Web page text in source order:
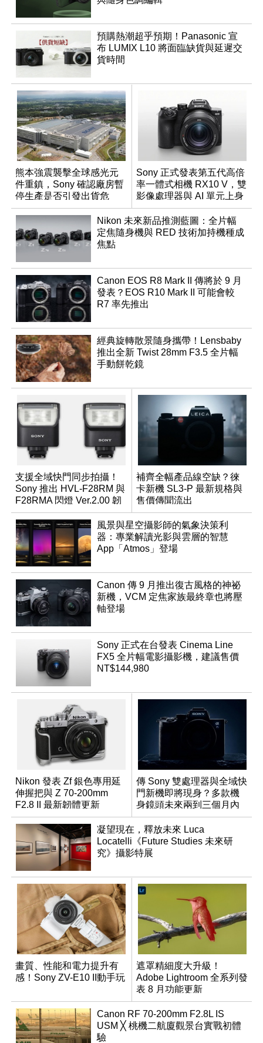
預購熱潮超乎預期！Panasonic 宣
布 LUMIX L10 將面臨缺貨與延遲交
貨時間
熊本強震襲擊全球感光元
件重鎮，Sony 確認廠房暫
停生產是否引發出貨危
機？
Sony 正式發表第五代高倍
率一體式相機 RX10 V，雙
影像處理器與 AI 單元上身
Nikon 未來新品推測藍圖：全片幅
定焦隨身機與 RED 技術加持機種成
焦點
Canon EOS R8 Mark II 傳將於 9 月
發表？EOS R10 Mark II 可能會較
R7 率先推出
經典旋轉散景隨身攜帶！Lensbaby
推出全新 Twist 28mm F3.5 全片幅
手動餅乾鏡
支援全域快門同步拍攝！
Sony 推出 HVL-F28RM 與
F28RMA 閃燈 Ver.2.00 韌
體
補齊全幅產品線空缺？徠
卡新機 SL3-P 最新規格與
售價傳聞流出
風景與星空攝影師的氣象決策利
器：專業解讀光影與雲層的智慧
App「Atmos」登場
Canon 傳 9 月推出復古風格的神祕
新機，VCM 定焦家族最終章也將壓
軸登場
Sony 正式在台發表 Cinema Line
FX5 全片幅電影攝影機，建議售價
NT$144,980
Nikon 發表 Zf 銀色專用延
伸握把與 Z 70-200mm
F2.8 II 最新韌體更新
傳 Sony 雙處理器與全域快
門新機即將現身？多款機
身鏡頭未來兩到三個月內
有望登場
凝望現在，釋放未來 Luca
Locatelli《Future Studies 未來研
究》攝影特展
畫質、性能和電力提升有
感！Sony ZV-E10 II動手玩
遮罩精細度大升級！
Adobe Lightroom 全系列發
表 8 月功能更新
Canon RF 70-200mm F2.8L IS
USM ╳ 桃機二航廈觀景台實戰初體
驗